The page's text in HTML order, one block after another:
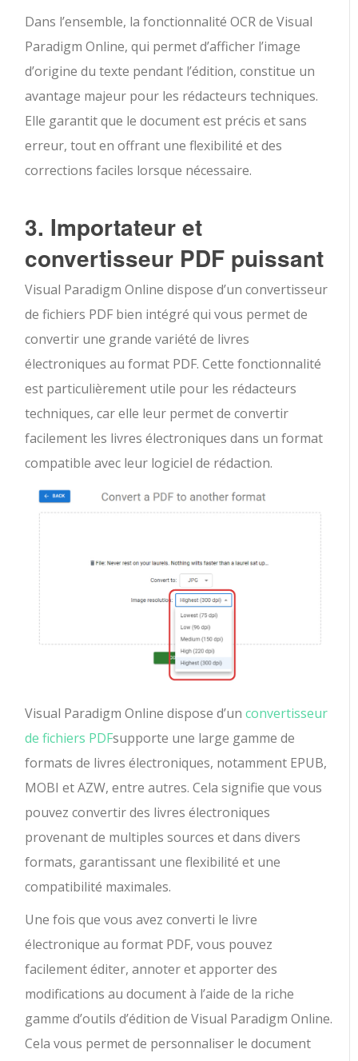
Dans l’ensemble, la fonctionnalité OCR de Visual
Paradigm Online, qui permet d’afficher l’image
d’origine du texte pendant l’édition, constitue un
avantage majeur pour les rédacteurs techniques.
Elle garantit que le document est précis et sans
erreur, tout en offrant une flexibilité et des
corrections faciles lorsque nécessaire.
3. Importateur et
convertisseur PDF puissant
Visual Paradigm Online dispose d’un convertisseur
de fichiers PDF bien intégré qui vous permet de
convertir une grande variété de livres
électroniques au format PDF. Cette fonctionnalité
est particulièrement utile pour les rédacteurs
techniques, car elle leur permet de convertir
facilement les livres électroniques dans un format
compatible avec leur logiciel de rédaction.
Visual Paradigm Online dispose d’unconvertisseur
de fichiers PDFsupporte une large gamme de
formats de livres électroniques, notamment EPUB,
MOBI et AZW, entre autres. Cela signifie que vous
pouvez convertir des livres électroniques
provenant de multiples sources et dans divers
formats, garantissant une flexibilité et une
compatibilité maximales.
Une fois que vous avez converti le livre
électronique au format PDF, vous pouvez
facilement éditer, annoter et apporter des
modifications au document à l’aide de la riche
gamme d’outils d’édition de Visual Paradigm Online.
Cela vous permet de personnaliser le document